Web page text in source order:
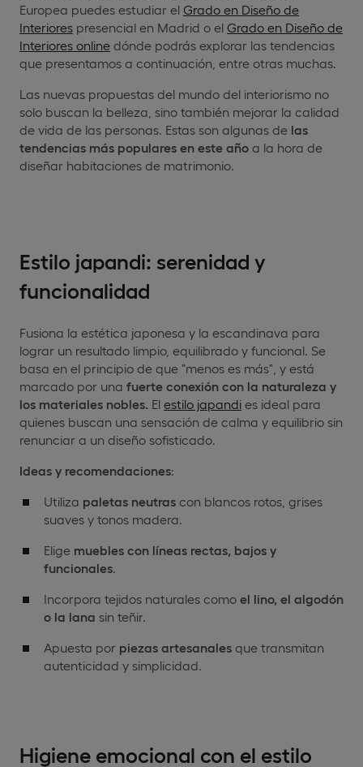
Europea puedes estudiar el Grado en Diseño de
Interiores presencial en Madrid o el Grado en Diseño de
Interiores online dónde podrás explorar las tendencias
que presentamos a continuación, entre otras muchas.
Las nuevas propuestas del mundo del interiorismo no
solo buscan la belleza, sino también mejorar la calidad
de vida de las personas. Estas son algunas de las
tendencias más populares en este año a la hora de
diseñar habitaciones de matrimonio.
Estilo japandi: serenidad y
funcionalidad
Fusiona la estética japonesa y la escandinava para
lograr un resultado limpio, equilibrado y funcional. Se
basa en el principio de que "menos es más", y está
marcado por una fuerte conexión con la naturaleza y
los materiales nobles. El estilo japandi es ideal para
quienes buscan una sensación de calma y equilibrio sin
renunciar a un diseño sofisticado.
Ideas y recomendaciones:
Utiliza paletas neutras con blancos rotos, grises
suaves y tonos madera.
Elige muebles con líneas rectas, bajos y
funcionales
Incorpora tejidos naturales como el lino, el algodón
o la lana sin teñir.
Apuesta por piezas artesanales que transmitan
autenticidad y simplicidad.
Higiene emocional con el estilo